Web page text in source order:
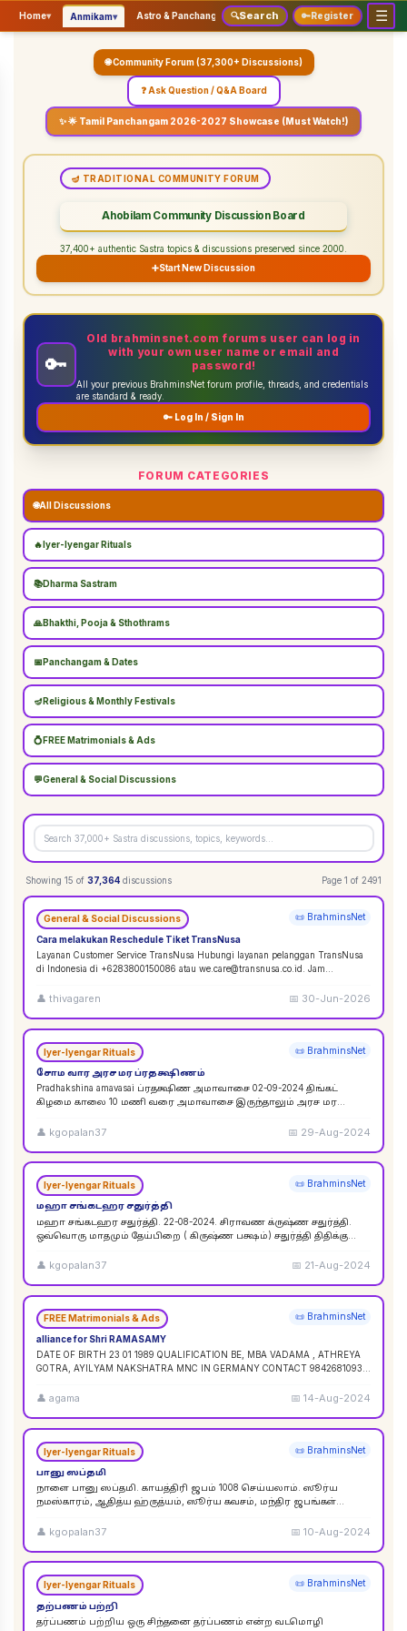
Home▾ Anmikam▾ Astro & Panchangam▾ Vaidhikam & Sastram▾
🔍Search 🔑Register ☰
🌐 Community Forum (37,300+ Discussions)
❓ Ask Question / Q&A Board
✨ 🌟 Tamil Panchangam 2026-2027 Showcase (Must Watch!)
🪔 TRADITIONAL COMMUNITY FORUM
Ahobilam Community Discussion Board
37,400+ authentic Sastra topics & discussions preserved since 2000.
➕Start New Discussion
🔑
Old brahminsnet.com forums user can log in
with your own user name or email and
password!
All your previous BrahminsNet forum profile, threads, and credentials
are standard & ready.
🔑 Log In / Sign In
FORUM CATEGORIES
🌐All Discussions
🔥 Iyer-Iyengar Rituals
📚Dharma Sastram
🙏Bhakthi, Pooja & Sthothrams
📅 Panchangam & Dates
🪔 Religious & Monthly Festivals
💍 FREE Matrimonials & Ads
💬General & Social Discussions
Showing 15 of 37,364 discussions Page 1 of 2491
General & Social Discussions 📜 BrahminsNet
Cara melakukan Reschedule Tiket TransNusa
Layanan Customer Service TransNusa Hubungi layanan pelanggan TransNusa
di Indonesia di +6283800150086 atau we.care@transnusa.co.id. Jam
👤 thivagaren 📅 30-Jun-2026
Iyer-Iyengar Rituals 📜 BrahminsNet
சோம வார அரச மர ப்ரதக்ஷிணம்
Pradhakshina amavasai ப்ரதக்ஷிண அமாவாசை 02-09-2024 திங்கட்
கிழமை காலை 10 மணி வரை அமாவாசை இருந்தாலும் அரச மர
👤 kgopalan37 📅 29-Aug-2024
Iyer-Iyengar Rituals 📜 BrahminsNet
மஹா சங்கடஹர சதுர்த்தி
மஹா சங்கடஹர சதுர்த்தி. 22-08-2024. சிராவண க்ருஷ்ண சதுர்த்தி.
ஒவ்வொரு மாதமும் தேய்பிறை ( கிருஷ்ண பக்ஷம்) சதுர்த்தி திதிக்கு
👤 kgopalan37 📅 21-Aug-2024
FREE Matrimonials & Ads 📜 BrahminsNet
alliance for Shri RAMASAMY
DATE OF BIRTH 23 01 1989 QUALIFICATION BE, MBA VADAMA , ATHREYA
GOTRA, AYILYAM NAKSHATRA MNC IN GERMANY CONTACT 9842681093 /
👤 agama 📅14-Aug-2024
Iyer-Iyengar Rituals 📜 BrahminsNet
பானு ஸப்தமி
நாளை பானு ஸப்தமி. காயத்திரி ஜபம் 1008 செய்யலாம். ஸூர்ய
நமஸ்காரம், ஆதித்ய ஹ்ருத்யம், ஸூர்ய கவசம், மந்திர ஜபங்கள்
👤 kgopalan37 📅10-Aug-2024
Iyer-Iyengar Rituals 📜 BrahminsNet
தற்பணம் பற்றி
தர்ப்பணம் பற்றிய ஒரு சிந்தனை தர்ப்பணம் என்ற வடமொழி